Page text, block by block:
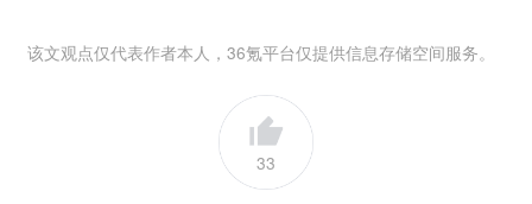
该文观点仅代表作者本人，36氪平台仅提供信息存储空间服务。
33